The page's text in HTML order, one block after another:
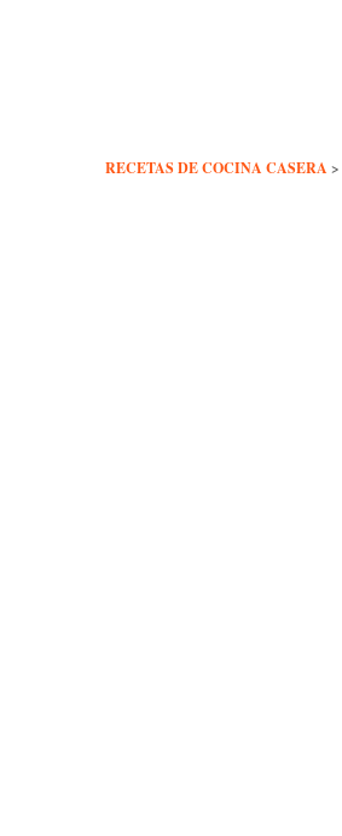
RECETAS DE COCINA CASERA >